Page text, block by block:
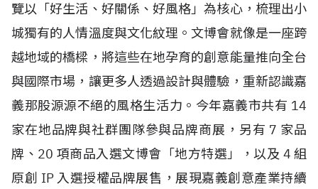
覽以「好生活、好關係、好風格」為核心，梳理出小
城獨有的人情溫度與文化紋理。文博會就像是一座跨
越地域的橋樑，將這些在地孕育的創意能量推向全台
與國際市場，讓更多人透過設計與體驗，重新認識嘉
義那股源源不絕的風格生活力。今年嘉義市共有 14
家在地品牌與社群團隊參與品牌商展，另有 7 家品
牌、 20 項商品入選文博會「地方特選」，以及 4 組
原創 IP 入選授權品牌展售，展現嘉義創意產業持續